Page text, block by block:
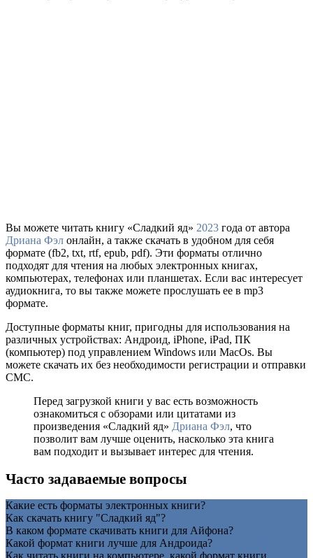
Вы можете читать книгу «Сладкий яд» 2023 года от автора
Дриана Фэл онлайн, а также скачать в удобном для себя
формате (fb2, txt, rtf, epub, pdf). Эти форматы отлично
подходят для чтения на любых электронных книгах,
компьютерах, телефонах или планшетах. Если вас интересует
аудиокнига, то вы также можете прослушать ее в mp3
формате.
Доступные форматы книг, пригодны для использования на
различных устройствах: Андроид, iPhone, iPad, ПК
(компьютер) под управлением Windows или MacOs. Вы
можете скачать их без необходимости регистрации и отправки
СМС.
Перед загрузкой книги у вас есть возможность
ознакомиться с обзорами или цитатами из
произведения «Сладкий яд» Дриана Фэл, что
позволит вам лучше оценить, насколько эта книга
вам подходит и вызывает интерес для чтения.
Часто задаваемые вопросы
Какие есть форматы электронных книги?
Как скачать книгу "Сладкий яд"?
В каком формате скачивать книги для Айфона?
Какой формат книги лучше для Андроида?
Как читать книги на компьютере, какой формат книги